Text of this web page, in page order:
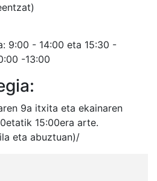
9:00 - 14:00 eta 15:30 -
-13:00
9a itxita eta ekainaren
15:00era arte.
eta abuztuan)/